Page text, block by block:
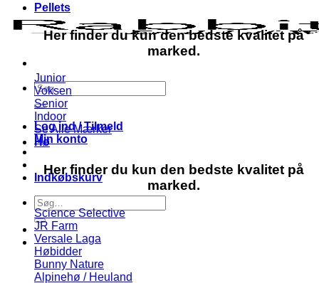
Søg
efter:
Log ind / Tilmeld
Min konto
Indkøbskurv
Søg
efter:
Pellets
Her finder du kun den bedste kvalitet på
marked.
Junior
Voksen
Senior
Indoor
Se Alle Mærker
Hø
Her finder du kun den bedste kvalitet på
marked.
Science Selective
JR Farm
Versale Laga
Høbidder
Bunny Nature
Alpinehø / Heuland